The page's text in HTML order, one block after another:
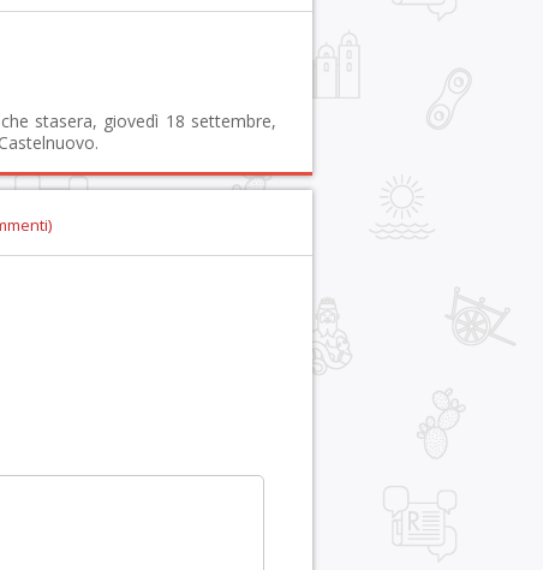
stasera, giovedì 18 settembre,